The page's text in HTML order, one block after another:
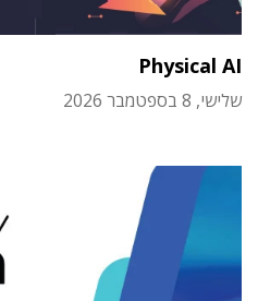
Physical AI
שלישי, 8 בספטמבר 2026